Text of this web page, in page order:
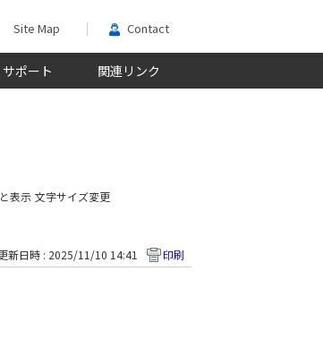
Site Map Contact
サポート 関連リンク
文字サイズ変更
表示
新日時 : 2025/11/10 14:41 印刷